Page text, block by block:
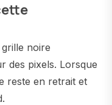
noire
des pixels. Lorsque
reste en retrait et